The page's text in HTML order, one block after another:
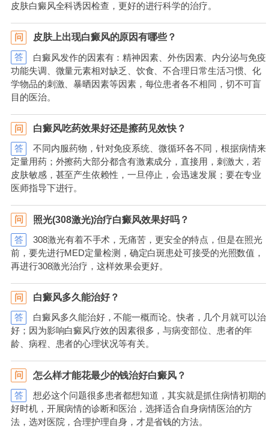
皮肤白癜风全科诱因检查，更好的进行科学的治疗。
问 皮肤上出现白癜风的原因有哪些？
答
白癜风发作的因素有：精神因素、外伤因素、内分泌与免疫
功能失调、微量元素相对缺乏、饮食、不合理日常生活习惯、化
学物品的刺激、暴晒因素等因素，每位患者各不相同，切不可盲
目的医治。
问 白癜风吃药效果好还是擦药见效快？
答
不同内服药物，针对免疫系统、微循环各不同，根据病情来
定量用药；外擦药大部分都含有激素成分，直接用，刺激大，若
皮肤敏感，甚至产生依赖性，一旦停止，会迅速发展；要在专业
医师指导下进行。
问 照光(308激光)治疗白癜风效果好吗？
答
308激光有着不手术，无痛苦，更安全的特点，但是在照光
前，要先进行MED定量检测，确定白斑患处可接受的光照数值，
再进行308激光治疗，这样效果会更好。
问 白癜风多久能治好？
答
白癜风多久能治好，不能一概而论。快者，几个月就可以治
好；因为影响白癜风疗效的因素很多，与病变部位、患者的年
龄、病程、患者的心理状况等有关。
问 怎么样才能花最少的钱治好白癜风？
答
想必这个问题很多患者都想知道，其实就是抓住病情初期的
好时机，开展病情的诊断和医治，选择适合自身病情医治的方
法，选对医院，合理护理自身，才是省钱的方法。